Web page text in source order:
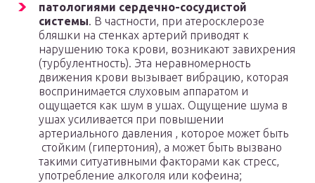
патологиями сердечно-сосудистой
системы. В частности, при атеросклерозе
бляшки на стенках артерий приводят к
нарушению тока крови, возникают завихрения
(турбулентность). Эта неравномерность
движения крови вызывает вибрацию, которая
воспринимается слуховым аппаратом и
ощущается как шум в ушах. Ощущение шума в
ушах усиливается при повышении
артериального давления , которое может быть
стойким (гипертония), а может быть вызвано
такими ситуативными факторами как стресс,
употребление алкоголя или кофеина;